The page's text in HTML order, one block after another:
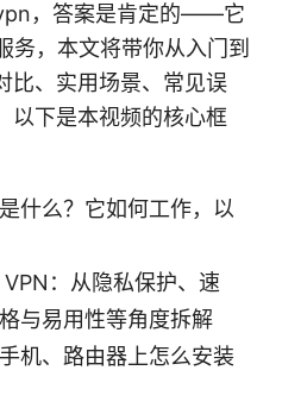
，答案是肯定的——它
务，本文将带你从入门到
比、实用场景、常见误
以下是本视频的核心框
什么？它如何工作，以
：从隐私保护、速
与易用性等角度拆解
机、路由器上怎么安装